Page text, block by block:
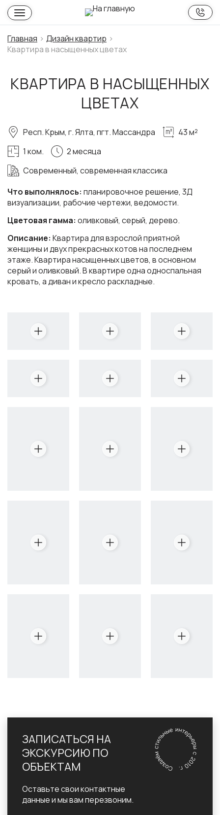
Главная
Дизайн квартир
Квартира в насыщенных цветах
КВАРТИРА В НАСЫЩЕННЫХ
ЦВЕТАХ
Что выполнялось: планировочное решение, 3Д
визуализации, рабочие чертежи, ведомости.
Цветовая гамма: оливковый, серый, дерево.
Описание: Квартира для взрослой приятной
женщины и двух прекрасных котов на последнем
этаже. Квартира насыщенных цветов, в основном
серый и оливковый. В квартире одна односпальная
кровать, а диван и кресло раскладные.
Респ. Крым, г. Ялта, пгт. Массандра
43 м²
1 ком.
2 месяца
Современный, современная классика
ЗАПИСАТЬСЯ НА
ЭКСКУРСИЮ ПО
ОБЪЕКТАМ
Оставьте свои контактные
данные и мы вам перезвоним.